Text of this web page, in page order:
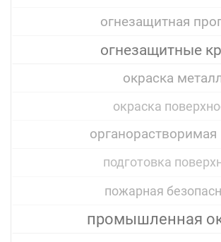
огнезащитная
огнезащитные
окраска
окраска
органорастворимая
подготовка
пожарная
промышленная